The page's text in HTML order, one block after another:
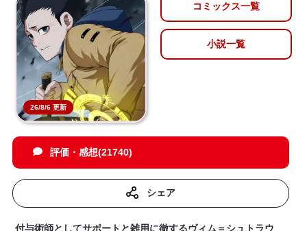
26/8/6 更新
コミックス一覧
小説一覧
評価・感想(21740)
シェア
付与術師としてサポートと雑用に徹するヴィム＝シュトラウ